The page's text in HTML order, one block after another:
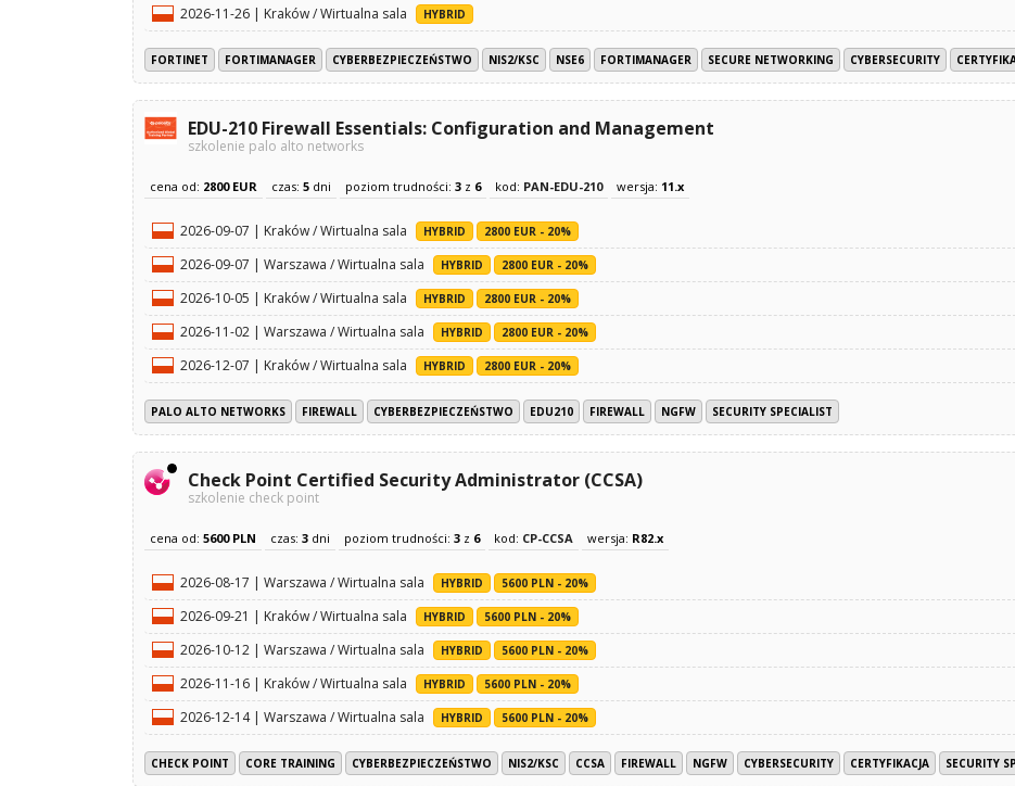
2026-11-26 | Kraków / Wirtualna sala HYBRID
FORTINET FORTIMANAGER CYBERBEZPIECZEŃSTWO NIS2/KSC NSE6 FORTIMANAGER SECURE NETWORKING CYBERSECURITY
EDU-210 Firewall Essentials: Configuration and Management
szkolenie palo alto networks
cena od: 2800 EUR czas: 5 dni poziom trudności: 3 z 6 kod: PAN-EDU-210 wersja: 11.x
2026-09-07 | Kraków / Wirtualna sala HYBRID 2800 EUR - 20%
2026-09-07 | Warszawa / Wirtualna sala HYBRID 2800 EUR - 20%
2026-10-05 | Kraków / Wirtualna sala HYBRID 2800 EUR - 20%
2026-11-02 | Warszawa / Wirtualna sala HYBRID 2800 EUR - 20%
2026-12-07 | Kraków / Wirtualna sala HYBRID 2800 EUR - 20%
PALO ALTO NETWORKS FIREWALL CYBERBEZPIECZEŃSTWO EDU210 FIREWALL NGFW SECURITY SPECIALIST
Check Point Certified Security Administrator (CCSA)
szkolenie check point
cena od: 5600 PLN czas: 3 dni poziom trudności: 3 z 6 kod: CP-CCSA wersja: R82.x
2026-08-17 | Warszawa / Wirtualna sala HYBRID 5600 PLN - 20%
2026-09-21 | Kraków / Wirtualna sala HYBRID 5600 PLN - 20%
2026-10-12 | Warszawa / Wirtualna sala HYBRID 5600 PLN - 20%
2026-11-16 | Kraków / Wirtualna sala HYBRID 5600 PLN - 20%
2026-12-14 | Warszawa / Wirtualna sala HYBRID 5600 PLN - 20%
CHECK POINT CORE TRAINING CYBERBEZPIECZEŃSTWO NIS2/KSC CCSA FIREWALL NGFW CYBERSECURITY CERTYFIKACJA SECURITY